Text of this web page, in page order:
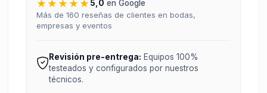
★★★★★ 5,0 en Google
Más de 160 reseñas de clientes en bodas,
empresas y eventos
Revisión pre-entrega: Equipos 100%
testeados y configurados por nuestros
técnicos.